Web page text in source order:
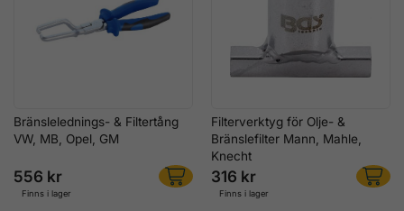
Bränslelednings- & Filtertång
VW, MB, Opel, GM
556 kr
Finns i lager
Filterverktyg för Olje- &
Bränslefilter Mann, Mahle,
Knecht
316 kr
Finns i lager